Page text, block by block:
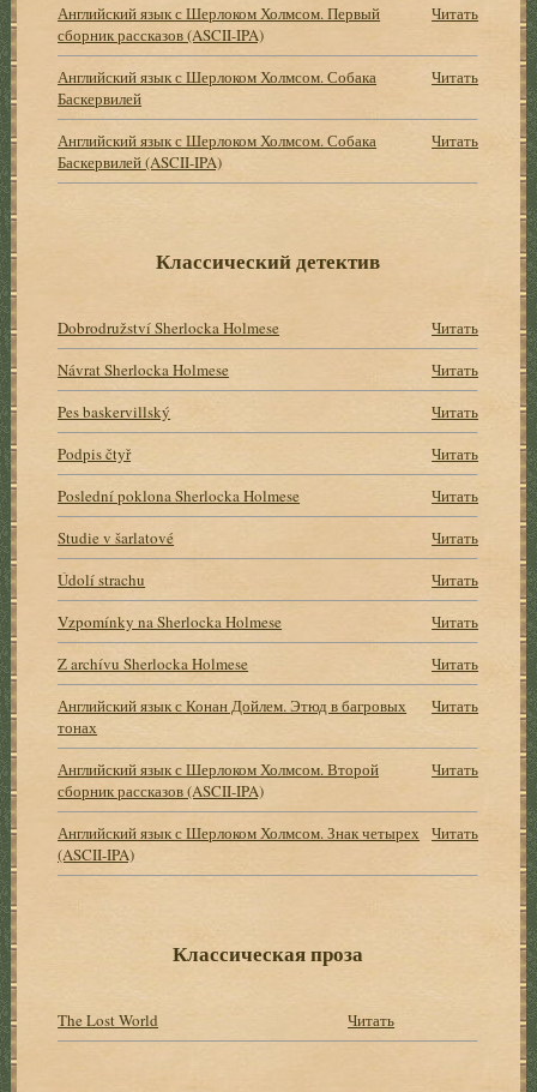
Английский язык с Шерлоком Холмсом. Первый
сборник рассказов (ASCII-IPA)
Читать
Английский язык с Шерлоком Холмсом. Собака
Баскервилей
Читать
Английский язык с Шерлоком Холмсом. Собака
Баскервилей (ASCII-IPA)
Читать
Классический детектив
Dobrodružství Sherlocka Holmese
Читать
Návrat Sherlocka Holmese
Читать
Pes baskervillský
Читать
Podpis čtyř
Читать
Poslední poklona Sherlocka Holmese
Читать
Studie v šarlatové
Читать
Údolí strachu
Читать
Vzpomínky na Sherlocka Holmese
Читать
Z archívu Sherlocka Holmese
Читать
Английский язык с Конан Дойлем. Этюд в багровых
тонах
Читать
Английский язык с Шерлоком Холмсом. Второй
сборник рассказов (ASCII-IPA)
Читать
Английский язык с Шерлоком Холмсом. Знак четырех
(ASCII-IPA)
Читать
Классическая проза
The Lost World Читать